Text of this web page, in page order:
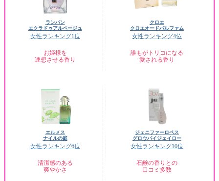
ランバン
エクラドゥアルページュ
女性ランキング1位
お姫様を
連想させる香り
クロエ
クロエオードパルファム
女性ランキング4位
誰もがトリコになる
愛される香り
エルメス
ナイルの庭
女性ランキング6位
清潔感のある
爽やかさ
ジェニファーロペス
グロウバイジェイロー
女性ランキング10位
石鹸の香りとの
口コミ多数